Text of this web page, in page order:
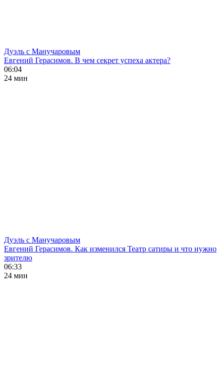
Дуэль с Манучаровым
Евгений Герасимов. В чем секрет успеха актера?
06:04
24 мин
Дуэль с Манучаровым
Евгений Герасимов. Как изменился Театр сатиры и что нужно
зрителю
06:33
24 мин